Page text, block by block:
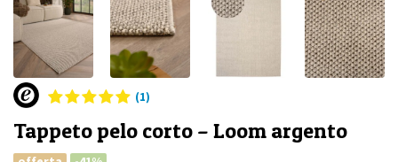
(1)
Tappeto pelo corto – Loom argento